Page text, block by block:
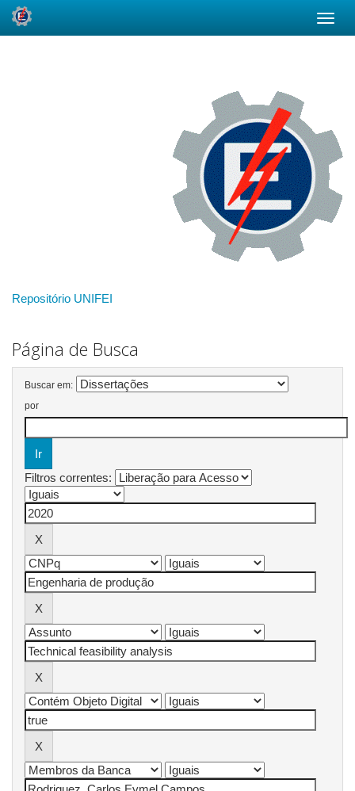
Repositório UNIFEI
Página de Busca
Buscar em:
por
Filtros correntes: